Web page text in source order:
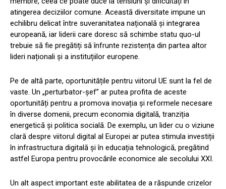
atingerea deciziilor comune. Această diversitate impune un
echilibru delicat între suveranitatea națională și integrarea
europeană, iar liderii care doresc să schimbe statu quo-ul
trebuie să fie pregătiți să înfrunte rezistența din partea altor
lideri naționali și a instituțiilor europene.
Pe de altă parte, oportunitățile pentru viitorul UE sunt la fel de
vaste. Un „perturbator-șef” ar putea profita de aceste
oportunități pentru a promova inovația și reformele necesare
în diverse domenii, precum economia digitală, tranziția
energetică și politica socială. De exemplu, un lider cu o viziune
clară despre viitorul digital al Europei ar putea stimula investiții
în infrastructura digitală și în educația tehnologică, pregătind
astfel Europa pentru provocările economice ale secolului XXI.
Un alt aspect important este abilitatea de a răspunde crizelor